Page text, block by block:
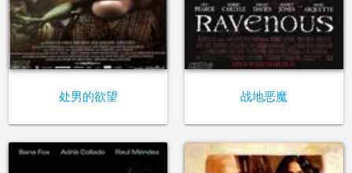
处男的欲望 战地恶魔